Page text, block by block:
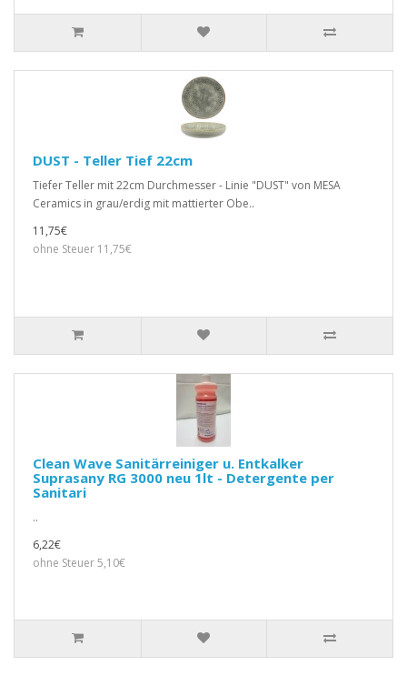
DUST - Teller Tief 22cm
Tiefer Teller mit 22cm Durchmesser - Linie "DUST" von MESA
Ceramics in grau/erdig mit mattierter Obe..
11,75€
ohne Steuer 11,75€
Clean Wave Sanitärreiniger u. Entkalker
Suprasany RG 3000 neu 1lt - Detergente per
Sanitari
..
6,22€
ohne Steuer 5,10€